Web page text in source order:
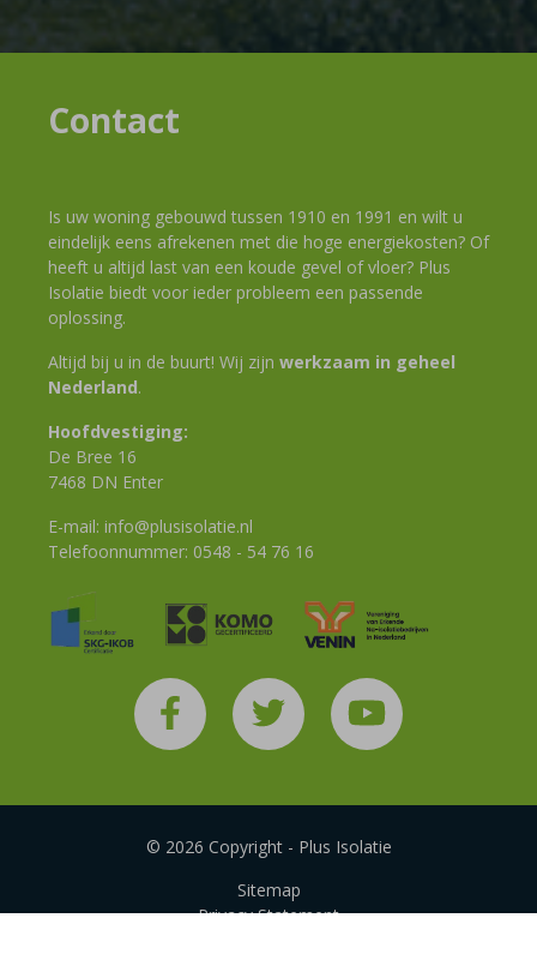
Contact
Is uw woning gebouwd tussen 1910 en 1991 en wilt u
eindelijk eens afrekenen met die hoge energiekosten? Of
heeft u altijd last van een koude gevel of vloer? Plus
Isolatie biedt voor ieder probleem een passende
oplossing.
Altijd bij u in de buurt! Wij zijn werkzaam in geheel
Nederland.
Hoofdvestiging:
De Bree 16
7468 DN Enter
E-mail: info@plusisolatie.nl
Telefoonnummer: 0548 - 54 76 16
© 2026 Copyright - Plus Isolatie
Sitemap
Privacy Statement